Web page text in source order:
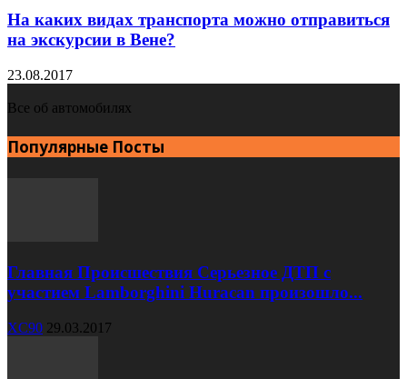
На каких видах транспорта можно отправиться
на экскурсии в Вене?
23.08.2017
Все об автомобилях
Популярные Посты
Главная Происшествия Серьезное ДТП с
участием Lamborghini Huracan произошло...
XC90 29.03.2017